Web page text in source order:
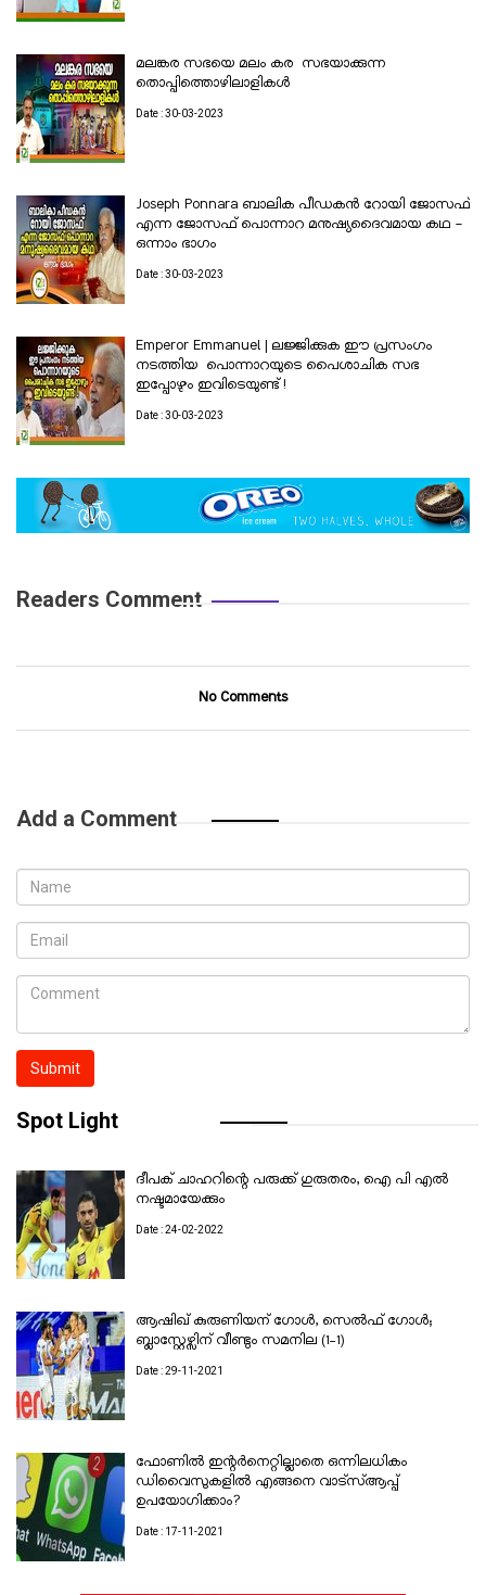
മലങ്കര സഭയെ മലം കര സഭയാക്കുന്ന
തൊപ്പിത്തൊഴിലാളികൾ
Date : 30-03-2023
Joseph Ponnara ബാലിക പീഡകൻ റോയി ജോസഫ്
എന്ന ജോസഫ് പൊന്നാറ മനുഷ്യദൈവമായ കഥ -
ഒന്നാം ഭാഗം
Date : 30-03-2023
Emperor Emmanuel | ലജ്ജിക്കുക ഈ പ്രസംഗം
നടത്തിയ പൊന്നാറയുടെ പൈശാചിക സഭ
ഇപ്പോഴും ഇവിടെയുണ്ട് !
Date : 30-03-2023
Readers Comment
No Comments
Add a Comment
Submit
Spot Light
ദീപക് ചാഹറിന്റെ പരുക്ക് ഗുരുതരം, ഐ പി എൽ
നഷ്ടമായേക്കും
Date : 24-02-2022
ആഷിഖ് കുരുണിയന് ഗോൾ, സെൽഫ് ഗോൾ;
ബ്ലാസ്റ്റേഴ്സിന് വീണ്ടും സമനില (1–1)
Date : 29-11-2021
ഫോണിൽ ഇന്റർനെറ്റില്ലാതെ ഒന്നിലധികം
ഡിവൈസുകളിൽ എങ്ങനെ വാട്സ്ആപ്പ്
ഉപയോഗിക്കാം?
Date : 17-11-2021